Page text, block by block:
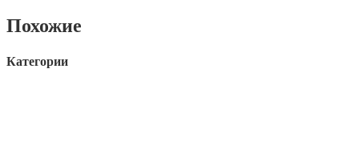
Похожие
Категории